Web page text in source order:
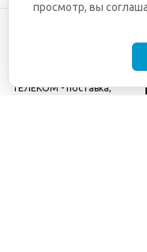
ТЕЛЕКОМ - поставка,
просмотр, вы